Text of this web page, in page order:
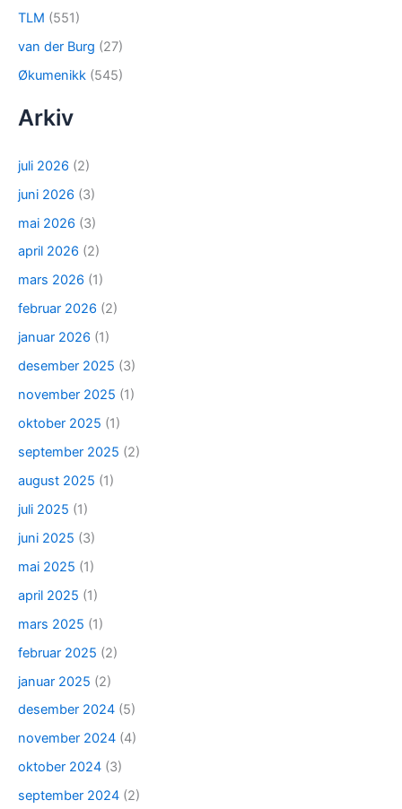
TLM (551)
van der Burg (27)
Økumenikk (545)
Arkiv
juli 2026 (2)
juni 2026 (3)
mai 2026 (3)
april 2026 (2)
mars 2026 (1)
februar 2026 (2)
januar 2026 (1)
desember 2025 (3)
november 2025 (1)
oktober 2025 (1)
september 2025 (2)
august 2025 (1)
juli 2025 (1)
juni 2025 (3)
mai 2025 (1)
april 2025 (1)
mars 2025 (1)
februar 2025 (2)
januar 2025 (2)
desember 2024 (5)
november 2024 (4)
oktober 2024 (3)
september 2024 (2)